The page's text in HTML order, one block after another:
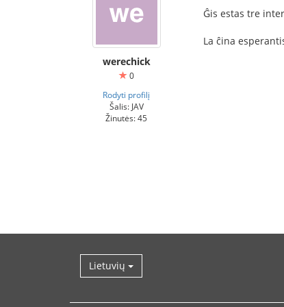
werechick
0
Rodyti profilį
Šalis: JAV
Žinutės: 45
Ĝis estas tre
La ĉina
Lietuvių